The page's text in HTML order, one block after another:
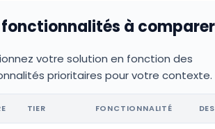
à comparer
votre solution en fonction des
prioritaires pour votre contexte.
TIER FONCTIONNALITÉ